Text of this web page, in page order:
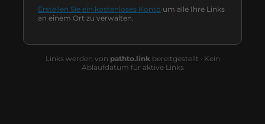
Erstellen Sie ein kostenloses Konto um alle Ihre Links
an einem Ort zu verwalten.
Links werden von pathto.link bereitgestellt · Kein
Ablaufdatum für aktive Links